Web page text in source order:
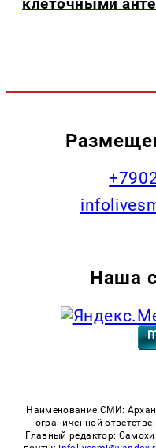
клеточными
Наша
Наименование СМИ:
ограниченной
Главный редактор: